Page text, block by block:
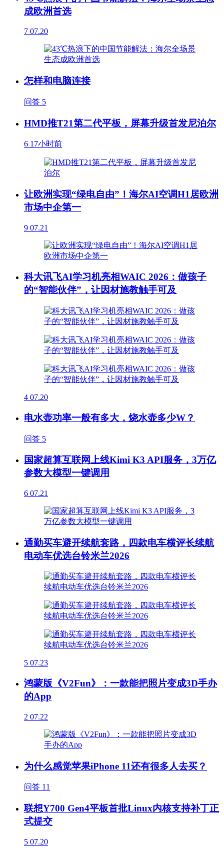
成欧洲首选
7 07.20
怎样和电脑连接
问答 5
HMD推T21第二代平板，屏幕升级首发尼泊尔
6 17小时前
让欧洲实现“绿电自由”！海尔AI空调H1居欧洲
市场中企第一
9 07.21
科大讯飞AI学习机亮相WAIC 2026：做孩子
的“智能伙伴”，让因材施教触手可及
4 07.20
电水壶功率一般有多大，烧水壶多少W？
问答 5
国家超算互联网上线Kimi K3 API服务，3万亿
参数大模型一键调用
6 07.21
通勤买车避开续航套路，四款电车横评长续航
电动车优选台铃米兰2026
5 07.23
鸿蒙版《V2Fun》：一款能把照片变成3D手办
的App
2 07.22
为什么感觉苹果iPhone 11还有很多人去买？
问答 11
联想Y700 Gen4平板首批Linux内核支持补丁正
式提交
5 07.20